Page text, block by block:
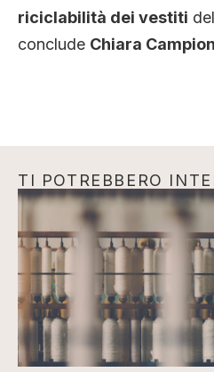
riciclabilità dei vestiti
conclude Chiara
TI POTREBBERO